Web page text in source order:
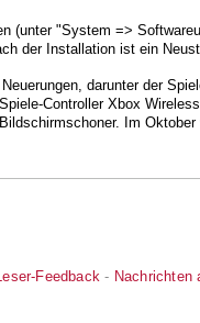
(unter "System =>
der Installation ist ein
darunter der
Controller Xbox
Im
Feedback - Nachrichten